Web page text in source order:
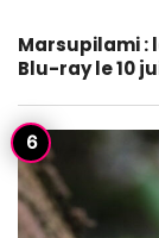
Marsupilami :
Blu-ray le 10